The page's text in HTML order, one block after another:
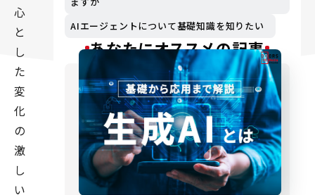
心
と
し
た
変
化
の
激
し
い
AIエージェントについて基礎知識を知りたい
あなたにオススメの記事